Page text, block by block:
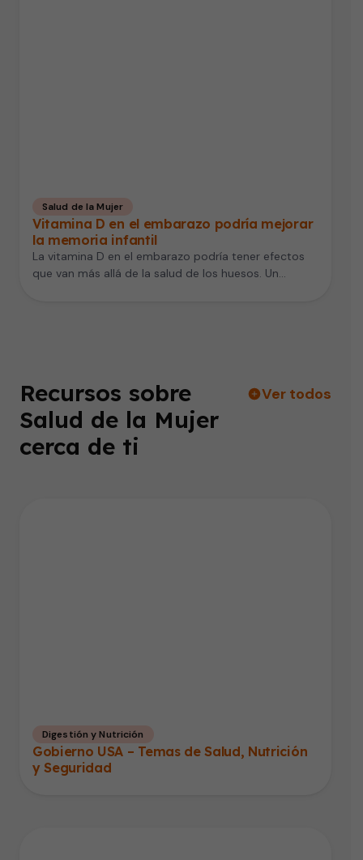
Salud de la Mujer
Vitamina D en el embarazo podría mejorar
la memoria infantil
La vitamina D en el embarazo podría tener efectos
que van más allá de la salud de los huesos. Un…
Recursos sobre
Salud de la Mujer
cerca de ti
Ver todos
Digestión y Nutrición
Gobierno USA – Temas de Salud, Nutrición
y Seguridad